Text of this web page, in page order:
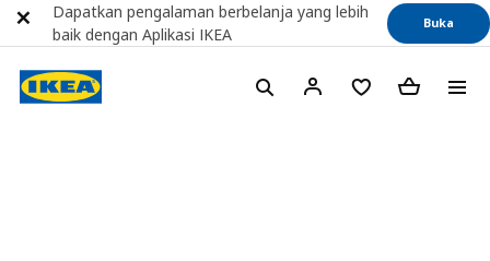
Dapatkan pengalaman berbelanja yang lebih
baik dengan Aplikasi IKEA
Buka